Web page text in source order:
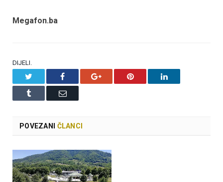
Megafon.ba
DIJELI.
Facebook Google+ Pinterest LinkedIn
Tumblr Email
POVEZANI ČLANCI